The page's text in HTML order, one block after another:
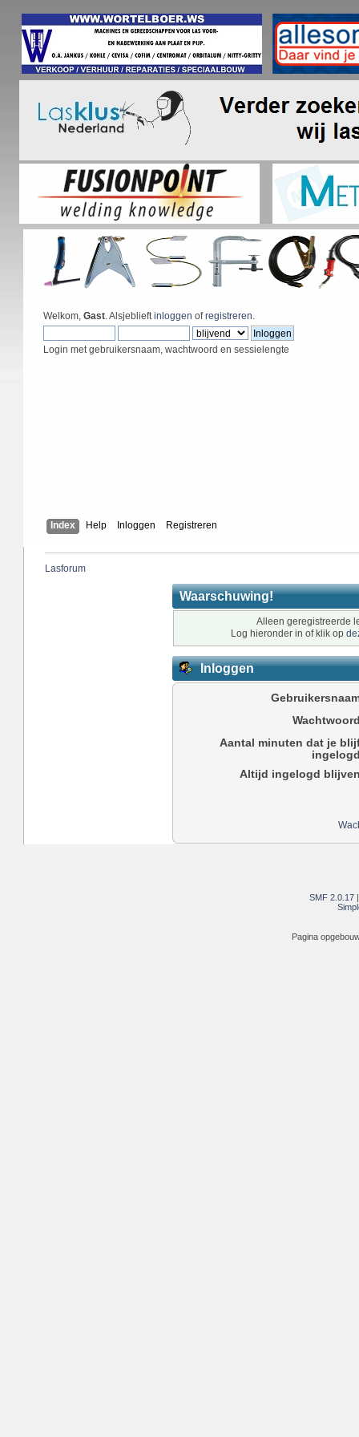
Welkom, Gast. Alsjeblieftinloggen ofregistreren.
Login met gebruikersnaam, wachtwoord en sessielengte
Index Help Inloggen Registreren
Lasforum
Waarschuwing!
Alleen geregistreerde
Log hieronder in of klik op
Inloggen
Aantal minuten dat je
Altijd ingelogd
SMF 2.0.17
Pagina